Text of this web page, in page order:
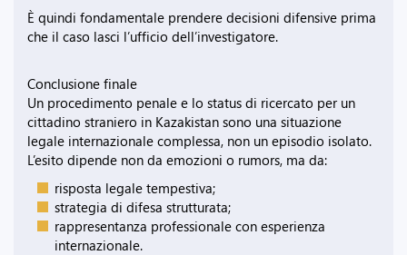
È quindi fondamentale prendere decisioni difensive prima
che il caso lasci l’ufficio dell’investigatore.
Conclusione finale
Un procedimento penale e lo status di ricercato per un
cittadino straniero in Kazakistan sono una situazione
legale internazionale complessa, non un episodio isolato.
L’esito dipende non da emozioni o rumors, ma da:
risposta legale tempestiva;
strategia di difesa strutturata;
rappresentanza professionale con esperienza
internazionale.